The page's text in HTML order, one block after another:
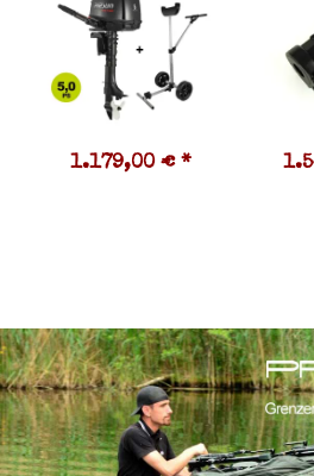
1.179,00 € *